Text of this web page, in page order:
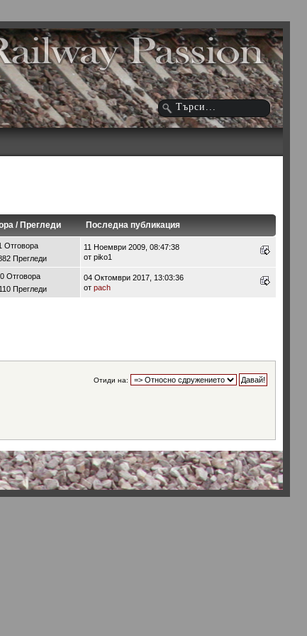
/Прегледи Последна публикация
Отговора
Прегледи
11 Ноември 2009, 08:47:38
от piko1
Отговора
Прегледи
04 Октомври 2017, 13:03:36
от pach
Отиди на: